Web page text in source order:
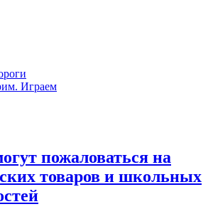
Играем
пожаловаться на
товаров и школьных